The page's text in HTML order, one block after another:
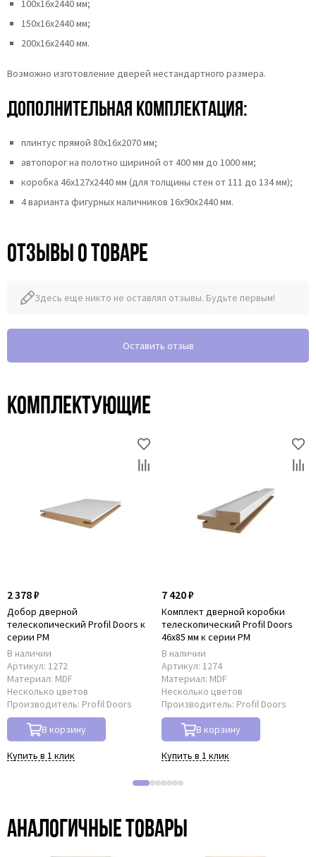
100х16х2440 мм;
150х16х2440 мм;
200х16х2440 мм.
Возможно изготовление дверей нестандартного размера.
Дополнительная комплектация:
плинтус прямой 80х16х2070 мм;
автопорог на полотно шириной от 400 мм до 1000 мм;
коробка 46x127x2440 мм (для толщины стен от 111 до 134 мм);
4 варианта фигурных наличников 16х90х2440 мм.
Отзывы о товаре
Здесь еще никто не оставлял отзывы. Будьте первым!
Оставить отзыв
Комплектующие
2 378 ₽
Добор дверной
телескопический Profil Doors к
серии PM
В наличии
Артикул: 1272
Материал: MDF
Несколько цветов
Производитель: Profil Doors
В корзину
Купить в 1 клик
7 420 ₽
Комплект дверной коробки
телескопический Profil Doors
46x85 мм к серии PM
В наличии
Артикул: 1274
Материал: MDF
Несколько цветов
Производитель: Profil Doors
В корзину
Купить в 1 клик
Аналогичные товары